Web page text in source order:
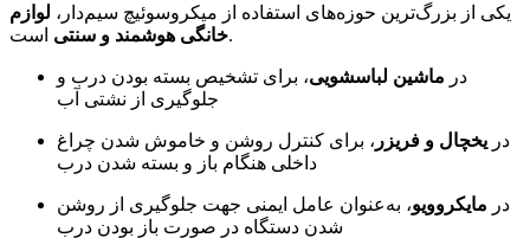
یکی از بزرگ‌ترین حوزه‌های استفاده از میکروسوئیچ سیم‌دار، لوازم
خانگی هوشمند و سنتیاست.
در ماشین لباسشویی، برای تشخیص بسته بودن درب و
جلوگیری از نشتی آب
در یخچال و فریزر ، برای کنترل روشن و خاموش شدن چراغ
داخلی هنگام باز و بسته شدن درب
در مایکروویو، به‌عنوان عامل ایمنی جهت جلوگیری از روشن
شدن دستگاه در صورت باز بودن درب